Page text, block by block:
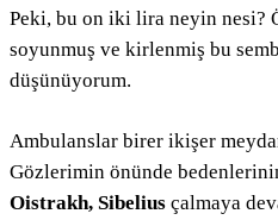
Peki, bu on iki lira neyin nesi?
soyunmuş ve kirlenmiş bu
düşünüyorum.
Ambulanslar birer ikişer
Gözlerimin önünde
Oistrakh, Sibelius çalmaya